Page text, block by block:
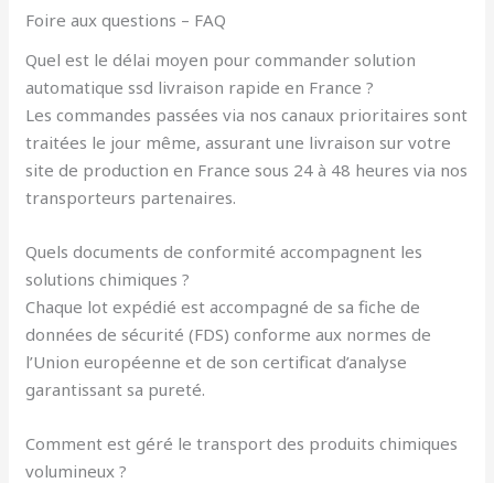
Foire aux questions – FAQ
Quel est le délai moyen pour commander solution
automatique ssd livraison rapide en France ?
Les commandes passées via nos canaux prioritaires sont
traitées le jour même, assurant une livraison sur votre
site de production en France sous 24 à 48 heures via nos
transporteurs partenaires.
Quels documents de conformité accompagnent les
solutions chimiques ?
Chaque lot expédié est accompagné de sa fiche de
données de sécurité (FDS) conforme aux normes de
l’Union européenne et de son certificat d’analyse
garantissant sa pureté.
Comment est géré le transport des produits chimiques
volumineux ?